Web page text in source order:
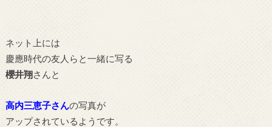
ネット上には
慶應時代の友人らと一緒に写る
櫻井翔さんと
高内三恵子さんの写真が
アップされているようです。